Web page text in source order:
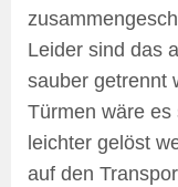
Leider sind das
sauber getrennt
Türmen wäre es
leichter gelöst
auf den